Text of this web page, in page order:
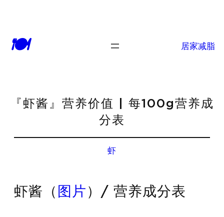
🍽 居家减脂
『虾酱』营养价值 | 每100g营养成
分表
虾
虾酱（ 图片 ）/ 营养成分表